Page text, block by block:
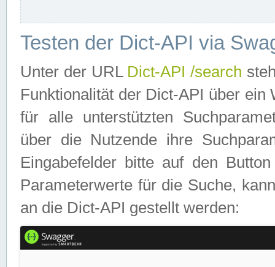
Testen der Dict-API via
Unter der URL Dict-API /search
Funktionalität der Dict-API über
für alle unterstützten
über die Nutzende ihre
Eingabefelder bitte auf den
Parameterwerte für die Suche,
an die Dict-API gestellt werden: